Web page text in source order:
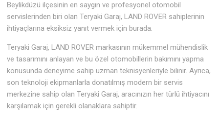
Beylikdüzü ilçesinin en saygın ve profesyonel otomobil
servislerinden biri olan Teryaki Garaj, LAND ROVER sahiplerinin
ihtiyaçlarına eksiksiz yanıt vermek için burada.
Teryaki Garaj, LAND ROVER markasının mükemmel mühendislik
ve tasarımını anlayan ve bu özel otomobillerin bakımını yapma
konusunda deneyime sahip uzman teknisyenleriyle bilinir. Ayrıca,
son teknoloji ekipmanlarla donatılmış modern bir servis
merkezine sahip olan Teryaki Garaj, aracınızın her türlü ihtiyacını
karşılamak için gerekli olanaklara sahiptir.